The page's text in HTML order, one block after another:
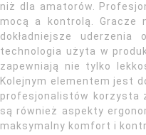
niż dla amatorów.
mocą a kontrolą. Gracze
dokładniejsze
technologia użyta w
zapewniają nie tylko
Kolejnym elementem jest
profesjonalistów korzysta
są również aspekty
maksymalny komfort i